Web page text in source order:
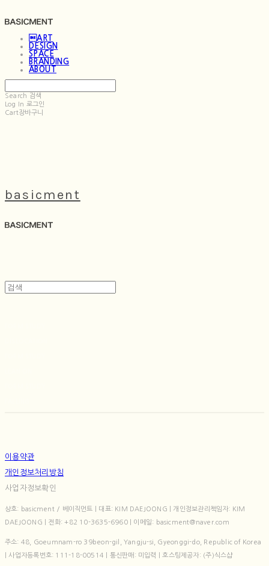
ART
DESIGN
SPACE
BRANDING
ABOUT
Search 검색
Log In 로그인
Cart장바구니
basicment
이용약관
개인정보처리방침
사업자정보확인
상호: basicment / 베이직먼트 | 대표: KIM DAEJOONG | 개인정보관리책임자: KIM
DAEJOONG | 전화: +82 10-3635-6960 | 이메일: basicment@naver.com
주소: 48, Goeumnam-ro 39beon-gil, Yangju-si, Gyeonggi-do, Republic of Korea
| 사업자등록번호: 111-18-00514 | 통신판매: 미입력 | 호스팅제공자: (주)식스샵